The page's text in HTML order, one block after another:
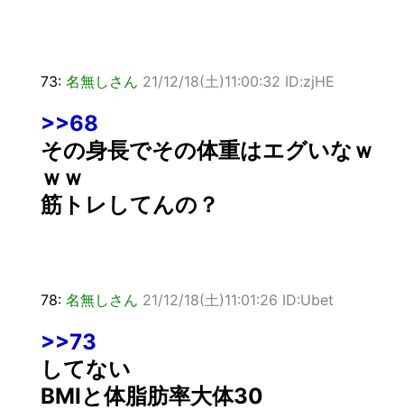
73: 名無しさん 21/12/18(土)11:00:32 ID:zjHE
>>68
その身長でその体重はエグいなｗ
ｗｗ
筋トレしてんの？
78: 名無しさん 21/12/18(土)11:01:26 ID:Ubet
>>73
してない
BMIと体脂肪率大体30